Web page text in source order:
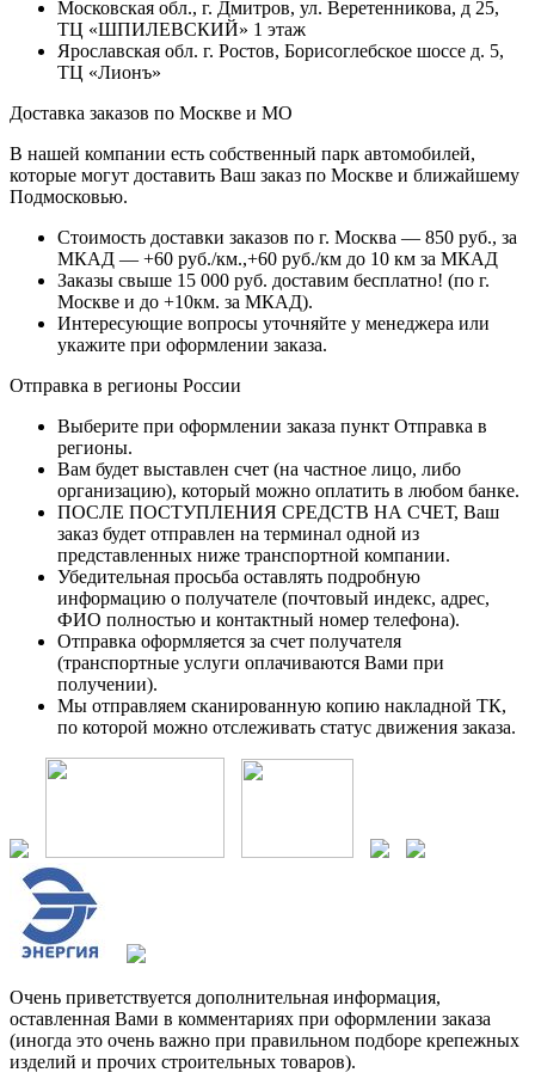
Московская обл., г. Дмитров, ул. Веретенникова, д 25,
ТЦ «ШПИЛЕВСКИЙ» 1 этаж
Ярославская обл. г. Ростов, Борисоглебское шоссе д. 5,
ТЦ «Лионъ»
Доставка заказов по Москве и МО
В нашей компании есть собственный парк автомобилей,
которые могут доставить Ваш заказ по Москве и ближайшему
Подмосковью.
Стоимость доставки заказов по г. Москва — 850 руб., за
МКАД — +60 руб./км.,+60 руб./км до 10 км за МКАД
Заказы свыше 15 000 руб. доставим бесплатно! (по г.
Москве и до +10км. за МКАД).
Интересующие вопросы уточняйте у менеджера или
укажите при оформлении заказа.
Отправка в регионы России
Выберите при оформлении заказа пункт Отправка в
регионы.
Вам будет выставлен счет (на частное лицо, либо
организацию), который можно оплатить в любом банке.
ПОСЛЕ ПОСТУПЛЕНИЯ СРЕДСТВ НА СЧЕТ, Ваш
заказ будет отправлен на терминал одной из
представленных ниже транспортной компании.
Убедительная просьба оставлять подробную
информацию о получателе (почтовый индекс, адрес,
ФИО полностью и контактный номер телефона).
Отправка оформляется за счет получателя
(транспортные услуги оплачиваются Вами при
получении).
Мы отправляем сканированную копию накладной ТК,
по которой можно отслеживать статус движения заказа.
Очень приветствуется дополнительная информация,
оставленная Вами в комментариях при оформлении заказа
(иногда это очень важно при правильном подборе крепежных
изделий и прочих строительных товаров).